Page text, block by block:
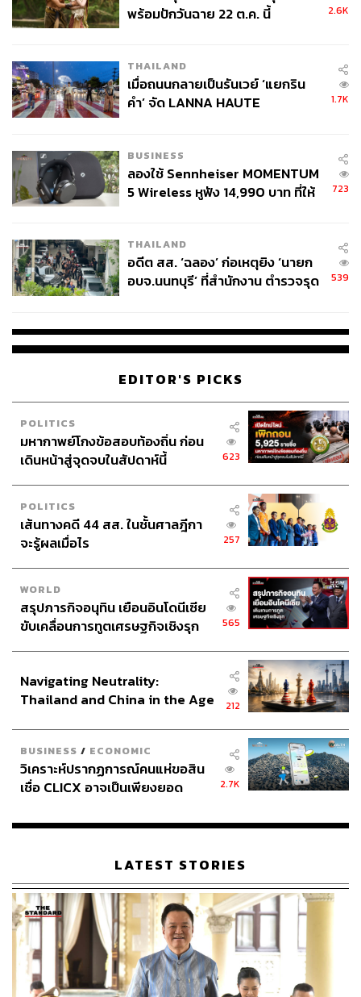
และสามารถนำไปต่อยอดเรื่องราวให้ผู้ชมเข้าไปสำรวจ
จักรวาลนี้เพิ่มเติมในอนาคตได้อีกด้วย
กับประเด็นของเรื่อง ที่น่าสนใจ นั่นคือความหมายของคำว่า
‘หน้าที่เหนือชีวิต’ ซึ่งเป็นประโยคที่เราจะได้ยินตัวละครกล่าว
ถึงตลอดทั้งเรื่อง และยังเป็นประโยคสำคัญที่ขับเคลื่อนเรื่อง
ไม่แม้แต่จะ ‘ตั้งคำถาม’ ต่อหน้าที่ที่ได้รับคือสิ่งที่ถูกต้อง
เพราะในบางสถานการณ์ หากเราลองวางคำว่าหน้าที่ลงและ
ใช้ ‘หัวใจ’ ของตัวเองมองสิ่งรอบตัวดู เราอาจเห็นบางสิ่งที่
สำคัญกว่าคำว่าหน้าที่ชัดเจนมากขึ้นก็เป็นได้ โดยเฉพาะเมื่อ
หน้าที่ที่ได้รับมอบหมายอาจกำลังทำร้ายหรือสร้างความเสีย
อย่างไรก็ตาม นักรบมนตรา : ตำนานแปดดวงจันทร์ก็มีข้อ
สังเกตที่เรารู้สึกติดขัดอยู่หลายจุดเช่นเดียวกัน ประการแรก
สร้างสอดแทรกเข้ามาเยอะเกินความจำเป็นไปสักหน่อย อย่าง
เช่นในบางสถานการณ์ที่กำลังตึงเครียด จู่ๆ ตัวละครก็ปล่อย
มุกตลกเข้ามาแทรก จนส่งผลให้ในบางฉากที่ควรจะถูกนำ
ไปกับเหตุการณ์กลับไม่ได้ทำหน้าที่ของมันอย่างที่ควรจะเป็น
ไม่เพียงแค่นั้น ความตลกขบขันของเรื่องที่ถูกใส่เข้ามา ‘ผิดที่
ผลตามไปด้วย เช่น ในฉากที่วายุต้องไปทำภารกิจสำคัญเพื่อ
ชิงความได้เปรียบของสงคราม แต่การตัดสินใจบางอย่างของ
วายุกลับดู ‘ทีเล่นทีจริง’ เกินไป จนทำให้การกระทำหลายๆ
อย่างของเขาดูไม่สมเหตุสมผล และยังส่งให้ ‘ผลลัพธ์’ ของ
การตัดสินใจหลังจากนั้นดูไม่มีน้ำหนักตามไปด้วย
พร้อมปักวันฉาย 22 ต.ค. นี้
2.6K
THAILAND
เมื่อถนนกลายเป็นรันเวย์ ‘แยกริน
คำ’ จัด LANNA HAUTE
1.7K
BUSINESS
ลองใช้ Sennheiser MOMENTUM
5 Wireless หูฟัง 14,990 บาท ที่ให้
723
THAILAND
อดีต สส. ‘ฉลอง’ ก่อเหตุยิง ‘นายก
อบจ.นนทบุรี’ ที่สำนักงาน ตำรวจรุด
539
EDITOR'S PICKS
POLITICS
มหากาพย์โกงข้อสอบท้องถิ่น ก่อน
เดินหน้าสู่จุดจบในสัปดาห์นี้
623
POLITICS
เส้นทางคดี 44 สส. ในชั้นศาลฎีกา
จะรู้ผลเมื่อไร
257
WORLD
สรุปภารกิจอนุทิน เยือนอินโดนีเซีย
ขับเคลื่อนการทูตเศรษฐกิจเชิงรุก
565
Navigating Neutrality:
Thailand and China in the Age
212
BUSINESS / ECONOMIC
วิเคราะห์ปรากฏการณ์คนแห่ขอสิน
เชื่อ CLICX อาจเป็นเพียงยอด
เรือนไทยที่ถูกซุกไว้
2.7K
LATEST STORIES